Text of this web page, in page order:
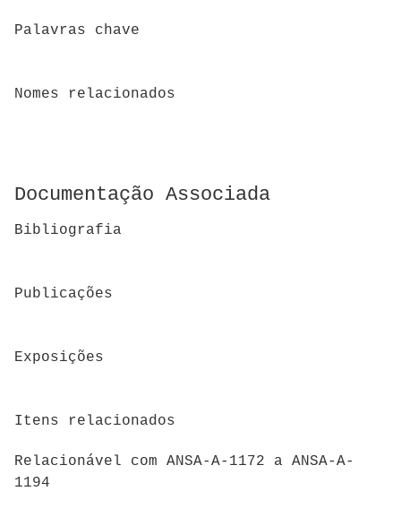
Palavras chave
Nomes relacionados
Documentação Associada
Bibliografia
Publicações
Exposições
Itens relacionados
Relacionável com ANSA-A-1172 a ANSA-A-
1194